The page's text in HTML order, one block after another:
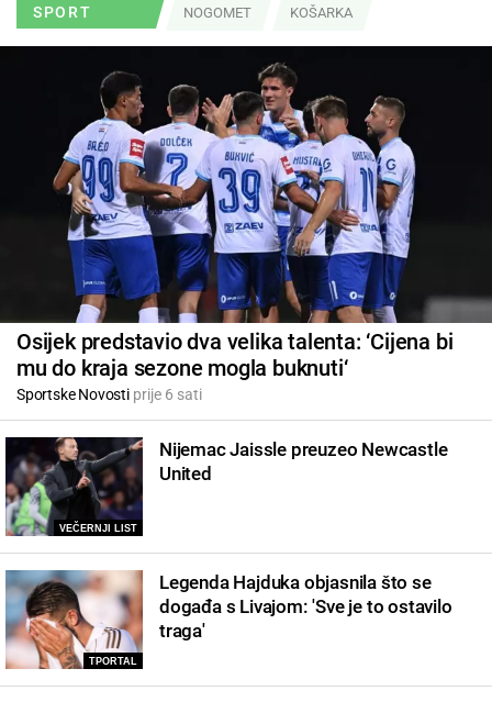
SPORT NOGOMET KOŠARKA
Osijek predstavio dva velika talenta: ‘Cijena bi
mu do kraja sezone mogla buknuti‘
Sportske Novostiprije 6 sati
VEČERNJI LIST
Nijemac Jaissle preuzeo Newcastle
United
TPORTAL
Legenda Hajduka objasnila što se
događa s Livajom: 'Sve je to ostavilo
traga'